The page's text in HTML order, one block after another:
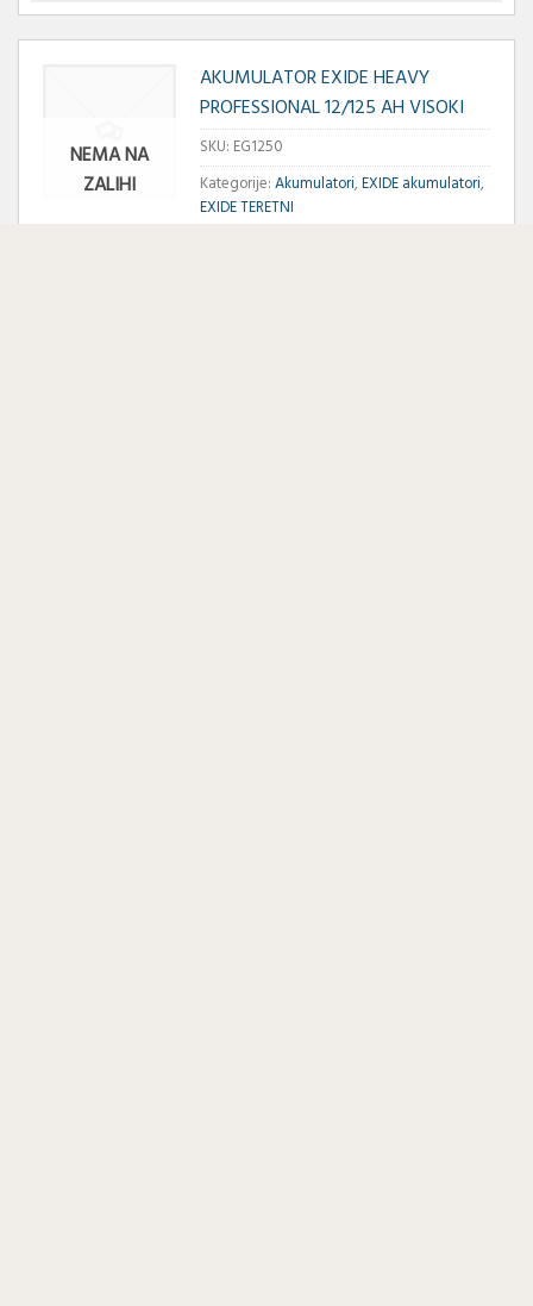
NEMA NA
ZALIHI
AKUMULATOR EXIDE HEAVY
PROFESSIONAL 12/125 AH VISOKI
SKU: EG1250
Kategorije:Akumulatori,EXIDE akumulatori,
EXIDE TERETNI